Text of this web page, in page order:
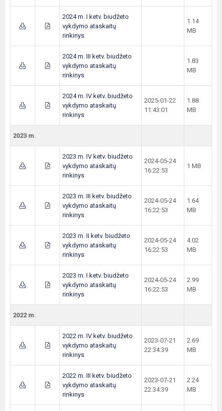
2024 m. I ketv. biudžeto
vykdymo ataskaitų
rinkinys
1.14
MB
2024 m. III ketv. biudžeto
vykdymo ataskaitų
rinkinys
1.83
MB
2024 m. IV ketv. biudžeto
vykdymo ataskaitų
rinkinys
2025-01-22
11:43:01
1.88
MB
2023 m.
2023 m. IV ketv. biudžeto
vykdymo ataskaitų
rinkinys
2024-05-24
16:22:53
1 MB
2023 m. III ketv. biudžeto
vykdymo ataskaitų
rinkinys
2024-05-24
16:22:53
1.64
MB
2023 m. II ketv. biudžeto
vykdymo ataskaitų
rinkinys
2024-05-24
16:22:53
4.02
MB
2023 m. I ketv. biudžeto
vykdymo ataskaitų
rinkinys
2024-05-24
16:22:53
2.99
MB
2022 m.
2022 m. IV ketv. biudžeto
vykdymo ataskaitų
rinkinys
2023-07-21
22:34:39
2.69
MB
2022 m. III ketv. biudžeto
vykdymo ataskaitų
rinkinys
2023-07-21
22:34:39
2.24
MB